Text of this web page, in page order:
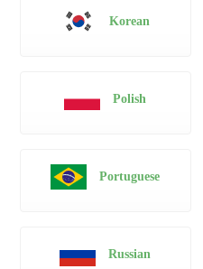
Korean
Polish
Portuguese
Russian